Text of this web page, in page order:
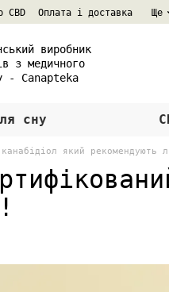
CBD Оплата і доставка Ще
сну
який рекомендують